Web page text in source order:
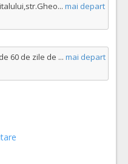
... mai depart
60 de zile de ... mai depart